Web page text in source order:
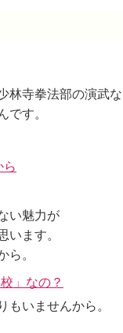
林寺拳法部の演武な
です。
ら
い魅力が
います。
ら。
」なの？
もいませんから。